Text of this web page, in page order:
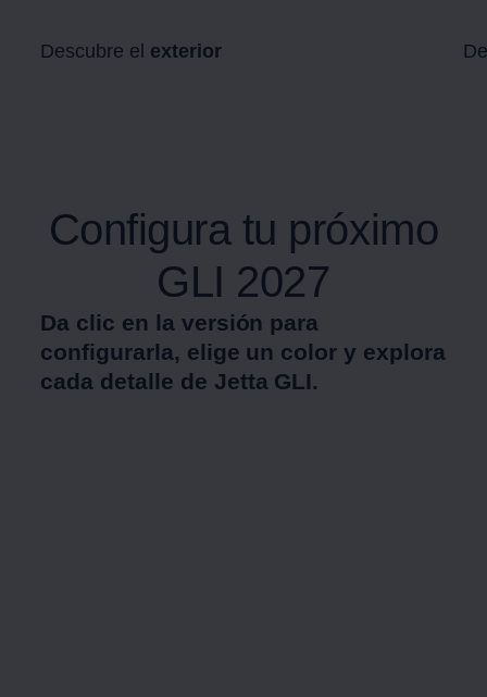
Descubre el exterior
Configura tu próximo
GLI 2027
Da clic en la versión para
configurarla, elige un color y explora
cada detalle de Jetta GLI.